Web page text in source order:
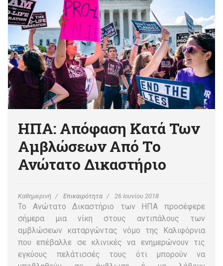
ΗΠΑ: Απόφαση Κατά Των
Αμβλώσεων Από Το
Ανώτατο Δικαστήριο
Καθημερινή Επικαιρότητα 26 Ιουνίου 2018
Το Ανώτατο Δικαστήριο των ΗΠΑ προσέφερε
σήμερα μια νίκη στους αντιπάλους των
αμβλώσεων καταργώντας νόμο της Καλιφόρνια
που επέβαλλε σε κλινικές να ενημερώνουν τις
εγκύους πελάτισσές τους ότι μπορούν να